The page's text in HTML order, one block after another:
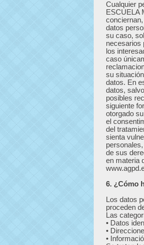
Cualquier
ESCUELA
datos
su caso,
necesarios
los
caso
su
datos. En
datos,
posibles
siguiente
otorgado
el
del
sienta
de sus
en materia
6. ¿Cómo
Los datos
proceden
Las
• Datos
•
•